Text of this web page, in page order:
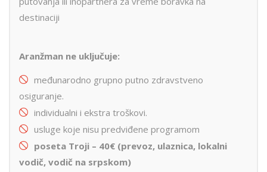
destinaciji
Aranžman ne uključuje:
međunarodno grupno putno zdravstveno
osiguranje.
individualni i ekstra troškovi.
usluge koje nisu predviđene programom
poseta Troji – 40€ (prevoz, ulaznica, lokalni
vodič, vodič na srpskom)